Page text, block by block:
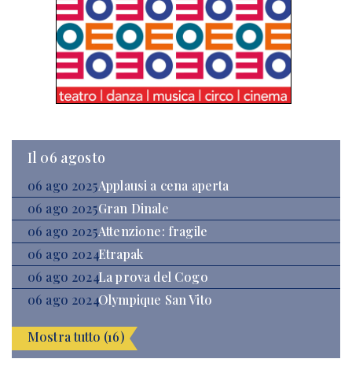
Il 06 agosto
06 ago 2025Applausi a cena aperta
06 ago 2025Gran Dinale
06 ago 2025Attenzione: fragile
06 ago 2024Etrapak
06 ago 2024La prova del Cogo
06 ago 2024Olympique San Vito
Mostra tutto (16)